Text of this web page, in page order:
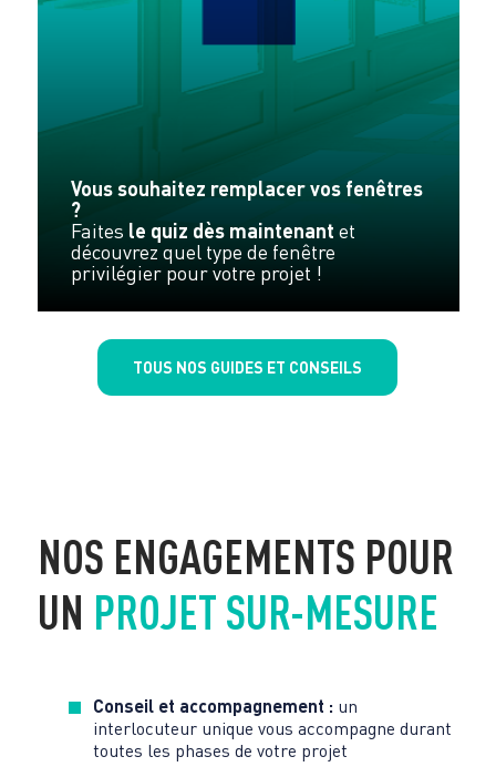
Vous souhaitez remplacer vos fenêtres
?
Faites le quiz dès maintenant et
découvrez quel type de fenêtre
privilégier pour votre projet !
TOUS NOS GUIDES ET CONSEILS
NOS ENGAGEMENTS POUR
UN PROJET SUR-MESURE
Conseil et accompagnement : un
interlocuteur unique vous accompagne durant
toutes les phases de votre projet